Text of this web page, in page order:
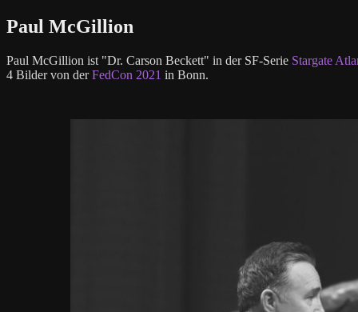
Paul McGillion
Paul McGillion ist "Dr. Carson Beckett" in der SF-Serie Stargate
4 Bilder von derFedCon 2021 in Bonn.